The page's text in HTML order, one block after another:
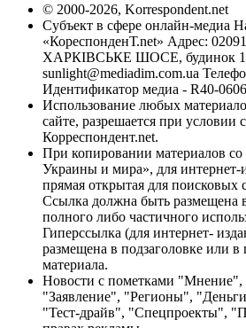
© 2000-2026, Korrespondent.net
Субъект в сфере онлайн-медиа
«КореспонденТ.net» Адрес:
ХАРКІВСЬКЕ ШОСЕ, будинок
sunlight@mediadim.com.ua
Идентификатор медиа - R40-
Использование любых
сайте, разрешается при условии
Корреспондент.net.
При копировании материалов
Украины и мира», для интернет-
прямая открытая для поисковых
Ссылка должна быть размещена
полного либо частичного
Гиперссылка (для интернет-
размещена в подзаголовке или в
материала.
Новости с пометками "Мнение",
"Заявление", "Регионы",
"Тест-драйв", "Спецпроекты",